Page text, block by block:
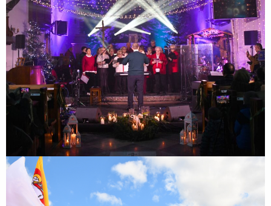
86. rocznica Obrony Zakroczymia